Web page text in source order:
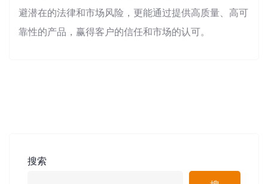
避潜在的法律和市场风险，更能通过提供高质量、高可
靠性的产品，赢得客户的信任和市场的认可。
搜索